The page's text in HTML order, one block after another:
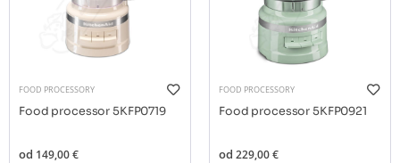
FOOD PROCESSORY
Food processor 5KFP0719
od 149,00 €
FOOD PROCESSORY
Food processor 5KFP0921
od 229,00 €